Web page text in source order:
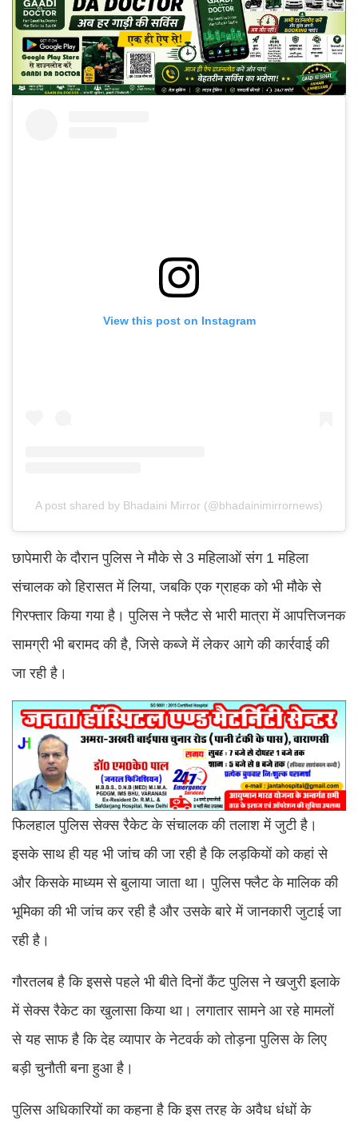
View this post on Instagram
A post shared by Bhadaini Mirror (@bhadainimirrornews)
छापेमारी के दौरान पुलिस ने मौके से 3 महिलाओं संग 1 महिला
संचालक को हिरासत में लिया, जबकि एक ग्राहक को भी मौके से
गिरफ्तार किया गया है। पुलिस ने फ्लैट से भारी मात्रा में आपत्तिजनक
सामग्री भी बरामद की है, जिसे कब्जे में लेकर आगे की कार्रवाई की
जा रही है।
फिलहाल पुलिस सेक्स रैकेट के संचालक की तलाश में जुटी है।
इसके साथ ही यह भी जांच की जा रही है कि लड़कियों को कहां से
और किसके माध्यम से बुलाया जाता था। पुलिस फ्लैट के मालिक की
भूमिका की भी जांच कर रही है और उसके बारे में जानकारी जुटाई जा
रही है।
गौरतलब है कि इससे पहले भी बीते दिनों कैंट पुलिस ने खजुरी इलाके
में सेक्स रैकेट का खुलासा किया था। लगातार सामने आ रहे मामलों
से यह साफ है कि देह व्यापार के नेटवर्क को तोड़ना पुलिस के लिए
बड़ी चुनौती बना हुआ है।
पुलिस अधिकारियों का कहना है कि इस तरह के अवैध धंधों के